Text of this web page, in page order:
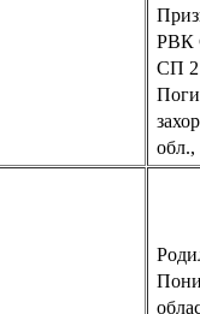
РВК
СП